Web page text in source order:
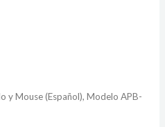
y Mouse (Español), Modelo APB-